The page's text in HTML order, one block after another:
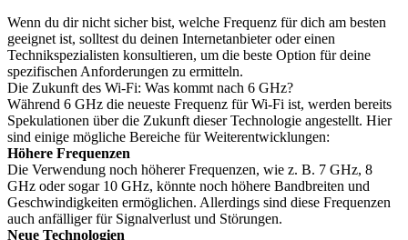
Wenn du dir nicht sicher bist, welche Frequenz für dich am besten
geeignet ist, solltest du deinen Internetanbieter oder einen
Technikspezialisten konsultieren, um die beste Option für deine
spezifischen Anforderungen zu ermitteln.
Die Zukunft des Wi-Fi: Was kommt nach 6 GHz?
Während 6 GHz die neueste Frequenz für Wi-Fi ist, werden bereits
Spekulationen über die Zukunft dieser Technologie angestellt. Hier
sind einige mögliche Bereiche für Weiterentwicklungen:
Höhere Frequenzen
Die Verwendung noch höherer Frequenzen, wie z. B. 7 GHz, 8
GHz oder sogar 10 GHz, könnte noch höhere Bandbreiten und
Geschwindigkeiten ermöglichen. Allerdings sind diese Frequenzen
auch anfälliger für Signalverlust und Störungen.
Neue Technologien